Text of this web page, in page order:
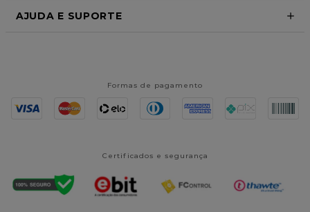
AJUDA E SUPORTE
Formas de pagamento
Certificados e segurança